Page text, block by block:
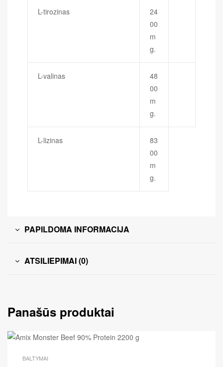
L-tirozinas
24
00
m
g.
L-valinas
48
00
m
g.
L-lizinas
83
00
m
g.
PAPILDOMA INFORMACIJA
ATSILIEPIMAI (0)
Panašūs produktai
BALTYMAI